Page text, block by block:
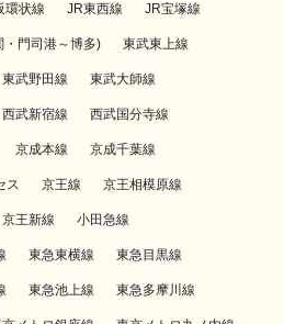
環状線 JR東西線 JR宝塚線
門司港～博多) 東武東上線
東武野田線 東武大師線
西武新宿線 西武国分寺線
京成本線 京成千葉線
ス 京王線 京王相模原線
京王新線 小田急線
東急東横線 東急目黒線
東急池上線 東急多摩川線